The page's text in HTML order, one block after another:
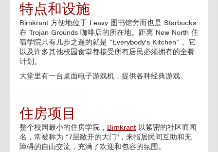
特点和设施
Birnkrant 方便地位于 Leavy 图书馆旁而也是 Starbucks
在 Trojan Grounds 咖啡店的所在地。距离 New North 住
宿学院只有几步之遥的就是 “Everybody's Kitchen” 。它
以及许多其他校园食堂都接受所有居民必须拥有的全餐
计划。
大堂里有一台桌面电子游戏机，提供各种经典游戏。
住房项目
整个校园最小的住房学院， Birnkrant 以紧密的社区而闻
名，常被称为 “7层敞开的大门"，来指居民间互助和无
障碍的自由交流，充满了欢迎和包容的氛围。